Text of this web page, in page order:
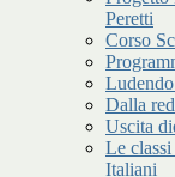
Peretti
Corso
Dalla
Uscita
Le
Italiani